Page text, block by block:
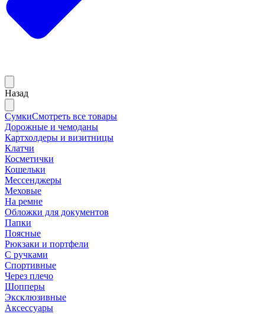
Назад
СумкиСмотреть все товары
Дорожные и чемоданы
Картхолдеры и визитницы
Клатчи
Косметички
Кошельки
Мессенджеры
Меховые
На ремне
Обложки для документов
Папки
Поясные
Рюкзаки и портфели
С ручками
Спортивные
Через плечо
Шопперы
Эксклюзивные
Аксессуары